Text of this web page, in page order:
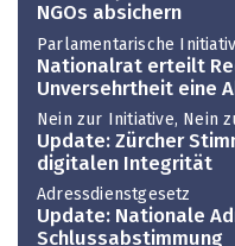
NGOs absichern
Parlamentarische
Nationalrat erteilt
Unversehrtheit eine
Nein zur Initiative, Nein
Update: Zürcher
digitalen Integrität
Adressdienstgesetz
Update: Nationale
Schlussabstimmung